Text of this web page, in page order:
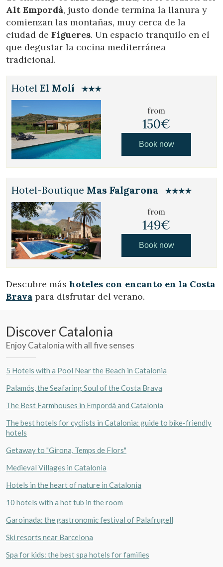
Check locator
Alt Empordà, justo donde termina la llanura y
comienzan las montañas, muy cerca de la
ciudad de Figueres. Un espacio tranquilo en el
que degustar la cocina mediterránea
tradicional.
Hotel El Molí
from
150€
Book now
Hotel-Boutique Mas Falgarona
from
149€
Book now
Descubre más hoteles con encanto en la Costa
Brava para disfrutar del verano.
Discover Catalonia
Enjoy Catalonia with all five senses
5 Hotels with a Pool Near the Beach in Catalonia
Palamós, the Seafaring Soul of the Costa Brava
The Best Farmhouses in Empordà and Catalonia
The best hotels for cyclists in Catalonia: guide to bike-friendly
hotels
Getaway to "Girona, Temps de Flors"
Medieval Villages in Catalonia
Hotels in the heart of nature in Catalonia
10 hotels with a hot tub in the room
Garoinada: the gastronomic festival of Palafrugell
Ski resorts near Barcelona
Spa for kids: the best spa hotels for families